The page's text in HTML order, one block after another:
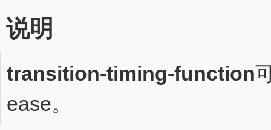
说明
transition-timing-function
ease。